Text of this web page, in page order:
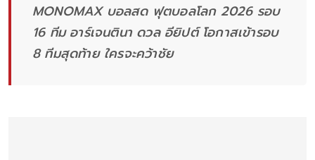
MONOMAX บอลสด ฟุตบอลโลก 2026 รอบ
16 ทีม อาร์เจนตินา ดวล อียิปต์ โอกาสเข้ารอบ
8 ทีมสุดท้าย ใครจะคว้าชัย